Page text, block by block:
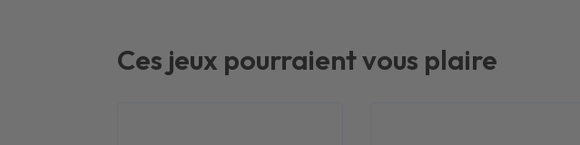
Ces jeux pourraient vous plaire